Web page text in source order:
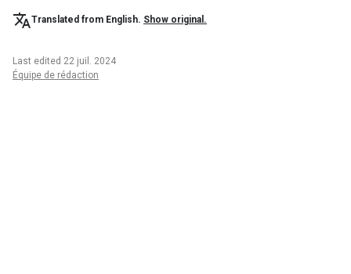
Translated from English. Show original.
Last edited 22 juil. 2024
Équipe de rédaction